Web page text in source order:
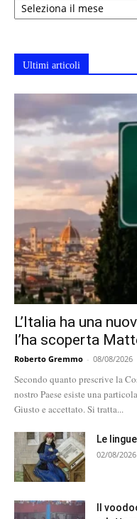
Ultimi articoli
L’Italia ha una
l’ha scoperta
Roberto Gremmo - 08/08/2026
Secondo quanto prescrive la
nostro Paese esiste una
Giusto e accettato. Si tratta...
Le
02/08/2026
Il